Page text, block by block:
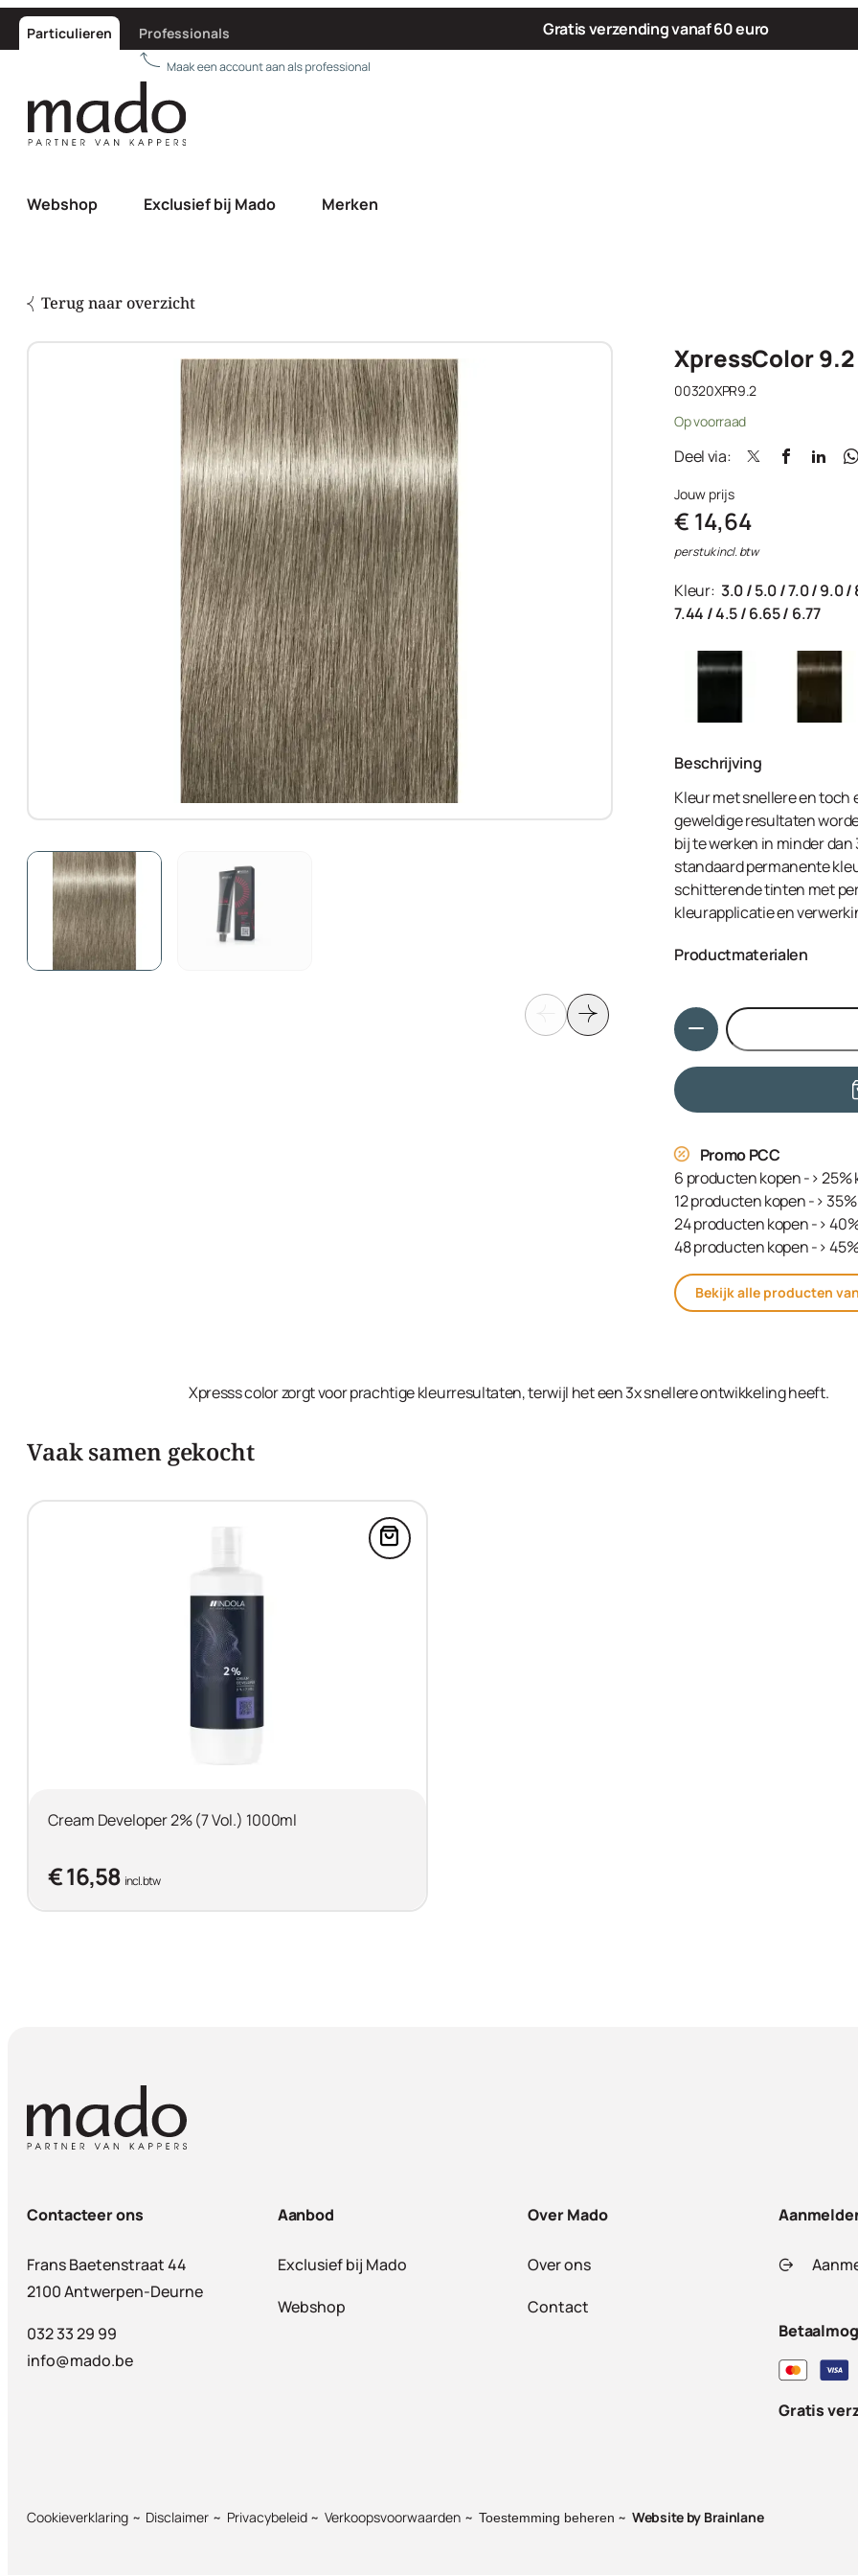
Particulieren Professionals Gratis verzending vanaf 60 euro
Webshop Exclusief bij Mado Merken
Terug naar overzicht
XpressColor
00320XPR9.2
Op voorraad
Deel via:
Jouw prijs
€ 14,64
per stuk incl. btw
Kleur: 3.0/5.0/7.0/9.0/
7.44 /4.5/6.65/ 6.77
Beschrijving
Kleur met snellere en
geweldige resultaten
bij te werken in minder
standaard permanente
schitterende tinten met
kleurapplicatie en
Productmaterialen
Ethanolamine,
Serine, Sodium Sulfite,
PEG-12 Allyl Ether,
Sodium Chloride,
Hoeveelheid
Promo PCC
6 producten kopen -> 25%
12 producten kopen ->
24 producten kopen ->
48 producten kopen ->
Bekijk alle producten
Xpresss color zorgt voor prachtige kleurresultaten, terwijl het een 3x snellere ontwikkeling heeft.
Vaak samen gekocht
Voeg Cream Developer 2% (7 Vol.) 1000ml in de
Cream Developer 2% (7 Vol.) 1000ml
€ 16,58 incl. btw
Contacteer ons
Frans Baetenstraat 44
2100 Antwerpen-Deurne
032 33 29 99
info@mado.be
Aanbod
Exclusief bij Mado
Webshop
Over Mado
Over ons
Contact
Gratis
Cookieverklaring Disclaimer Privacybeleid Verkoopsvoorwaarden Toestemming beheren Website by Brainlane